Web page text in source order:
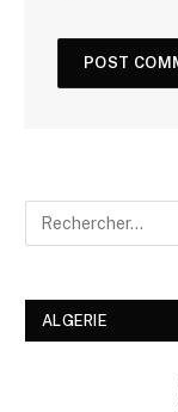
ALGERIE